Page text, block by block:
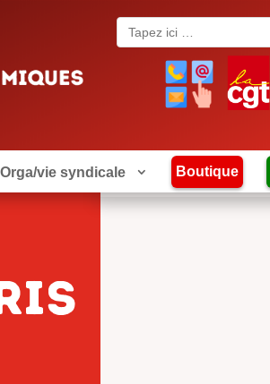
Search
for:
Orga/vie syndicale Boutique